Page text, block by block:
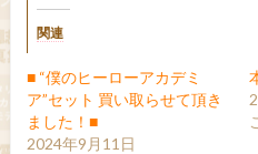
関連
■ “僕のヒーローアカデミ
ア”セット 買い取らせて頂き
ました！■
2024年9月11日